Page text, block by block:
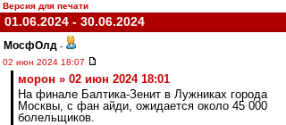
Версия для печати
01.06.2024 - 30.06.2024
МосфОлд -
02 июн 2024 18:07
морон » 02 июн 2024 18:01
На финале Балтика-Зенит в Лужниках города
Москвы, с фан айди, ожидается около 45 000
болельщиков.